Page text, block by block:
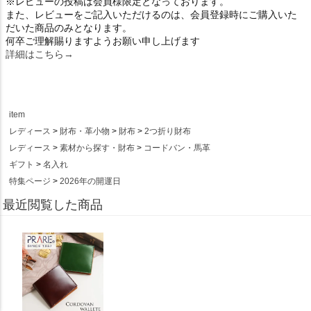
また、レビューをご記入いただけるのは、会員登録時にご購入いた
だいた商品のみとなります。
何卒ご理解賜りますようお願い申し上げます
詳細はこちら→
item
レディース
財布・革小物 財布
2つ折り財布
レディース
素材から探す・財布
コードバン・馬革
ギフト
名入れ
特集ページ
2026年の開運日
最近閲覧した商品